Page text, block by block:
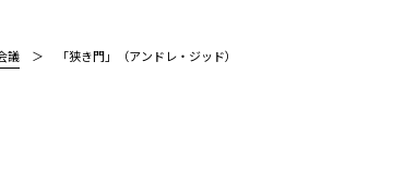
議 「狭き門」（アンドレ・ジッド）